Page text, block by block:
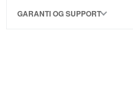
GARANTI OG SUPPORT